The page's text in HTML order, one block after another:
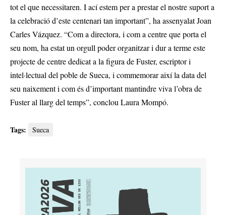
tot el que necessitaren. I ací estem per a prestar el nostre suport a
la celebració d’este centenari tan important”, ha assenyalat Joan
Carles Vázquez. “Com a directora, i com a centre que porta el
seu nom, ha estat un orgull poder organitzar i dur a terme este
projecte de centre dedicat a la figura de Fuster, escriptor i
intel·lectual del poble de Sueca, i commemorar així la data del
seu naixement i com és d’important mantindre viva l’obra de
Fuster al llarg del temps”, conclou Laura Mompó.
Tags: Sueca